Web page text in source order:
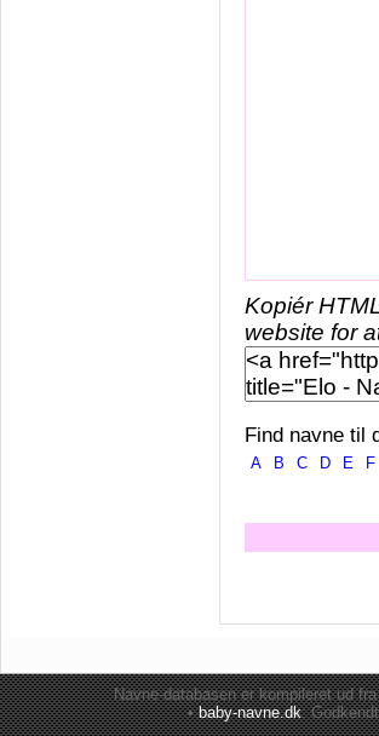
Kopiér
website for
Find navne til
A B C D E F
Navne-databasen er kompileret ud
•baby-navne.dk: